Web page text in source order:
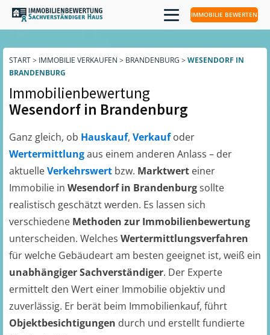
IMMOBILIE BEWERTEN
START> IMMOBILIE VERKAUFEN > BRANDENBURG > WESENDORF IN
BRANDENBURG
Immobilienbewertung
Wesendorf in Brandenburg
Ganz gleich, ob Hauskauf, Verkaufoder
Wertermittlungaus einem anderen Anlass – der
aktuelleVerkehrswert bzw. Marktwert einer
Immobilie in Wesendorf in Brandenburgsollte
realistisch geschätzt werden. Es lassen sich
verschiedene Methoden zur Immobilienbewertung
unterscheiden. Welches Wertermittlungsverfahren
für welche Gebäudeart am besten geeignet ist, weiß ein
unabhängiger Sachverständiger. Der Experte
ermittelt den Wert einer Immobilie objektiv und
zuverlässig. Er berät beim Immobilienkauf, führt
Objektbesichtigungen durch und erstellt fundierte